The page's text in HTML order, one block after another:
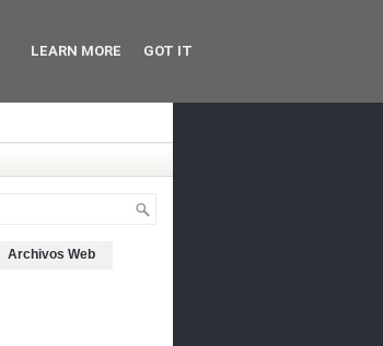
Archivos Web
LEARN MORE GOT IT